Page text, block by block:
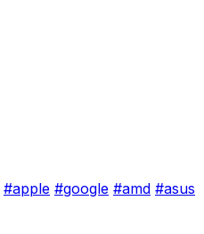
#apple #google #amd #asus